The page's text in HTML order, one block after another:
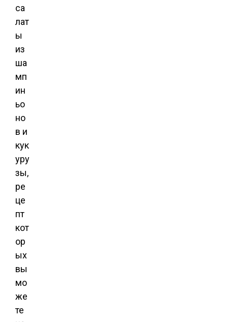
са
лат
ы
из
ша
мп
ин
ьо
но
в и
кук
уру
зы,
ре
це
пт
кот
ор
ых
вы
мо
же
те